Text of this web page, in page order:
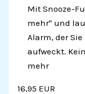
Mit Snooze-
mehr" und
Alarm, der
aufweckt.
mehr
16,95 EUR